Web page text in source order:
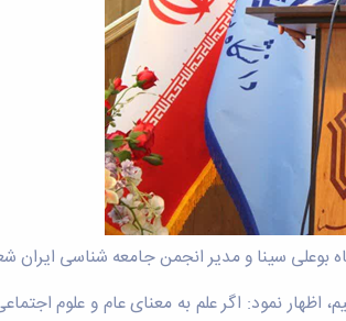
بوعلی سینا و مدیر انجمن جامعه شناسی
نمود: اگر علم به معنای عام و علوم